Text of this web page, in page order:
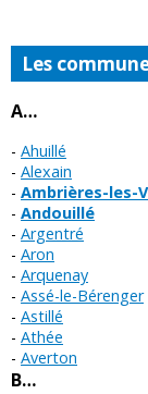
Les
A…
Ahuillé
Alexain
Ambrières-les-
Andouillé
Argentré
Aron
Arquenay
Assé-le-Bérenger
Astillé
Athée
Averton
B…